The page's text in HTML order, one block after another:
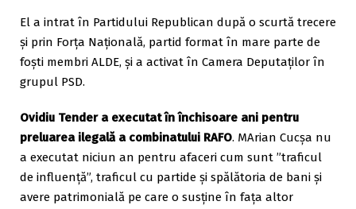
El a intrat în Partidului Republican după o scurtă trecere
și prin Forța Națională, partid format în mare parte de
foști membri ALDE, și a activat în Camera Deputaților în
grupul PSD.
Ovidiu Tender a executat în închisoare ani pentru
preluarea ilegală a combinatului RAFO. MArian Cucșa nu
a executat niciun an pentru afaceri cum sunt ”traficul
de influență”, traficul cu partide și spălătoria de bani și
avere patrimonială pe care o susține în fața altor